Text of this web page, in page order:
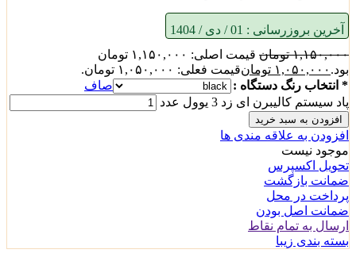
آخرین بروزرسانی : 01 / دی / 1404
۱,۱۵۰,۰۰۰ تومان
قیمت اصلی: ۱,۱۵۰,۰۰۰ تومان
بود. ۱,۰۵۰,۰۰۰ تومانقیمت فعلی: ۱,۰۵۰,۰۰۰ تومان.
* انتخاب رنگ دستگاه :
صاف
پاد سیستم کالیبرن ای زد 3 یوول عدد
افزودن به سبد خرید
افزودن به علاقه مندی ها
موجود نیست
تحویل اکسپرس
ضمانت بازگشت
پرداخت در محل
ضمانت اصل بودن
ارسال به تمام نقاط
بسته بندی زیبا